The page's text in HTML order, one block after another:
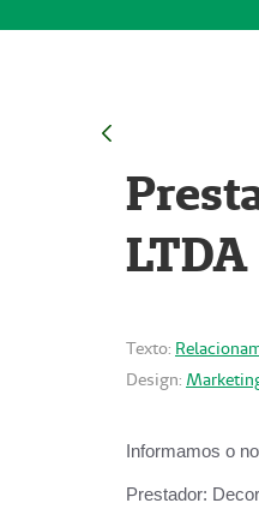
Texto:
Design:
Informamos o
Prestador: